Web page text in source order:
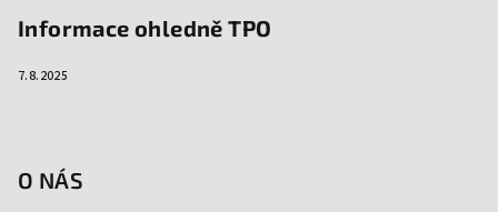
Informace ohledně TPO
7.8.2025
O NÁS